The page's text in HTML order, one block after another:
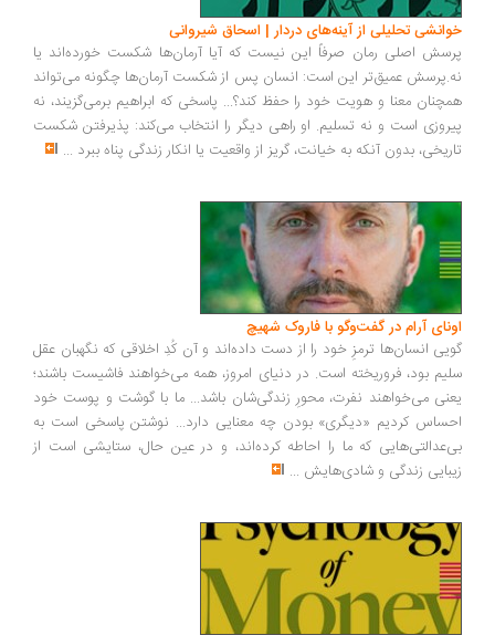
تحلیلی از آینه‌های دردار | اسحاق شیروانی
اصلی رمان صرفاً این نیست که آیا آرمان‌ها شکست خورده‌اند یا
عمیق‌تر این است: انسان پس از شکست آرمان‌ها چگونه می‌تواند
معنا و هویت خود را حفظ کند؟... پاسخی که ابراهیم برمی‌گزیند، نه
است و نه تسلیم. او راهی دیگر را انتخاب می‌کند: پذیرفتن شکست
بدون آنکه به خیانت، گریز از واقعیت یا انکار زندگی پناه ببرد...
آرام در گفت‌وگو با فاروک شهیچ‭
انسان‌ها ترمزِ خود را از دست داده‌اند و آن کُدِ اخلاقی که نگهبان عقل
بود، فروریخته است. در دنیای امروز، همه می‌خواهند فاشیست باشند؛
می‌خواهند نفرت، محورِ زندگی‌شان باشد... ما با گوشت و پوست خود
کردیم «دیگری» بودن چه معنایی دارد... نوشتن پاسخی است به
که ما را احاطه کرده‌اند، و در عین حال، ستایشی است از
زندگی و شادی‌هایش...